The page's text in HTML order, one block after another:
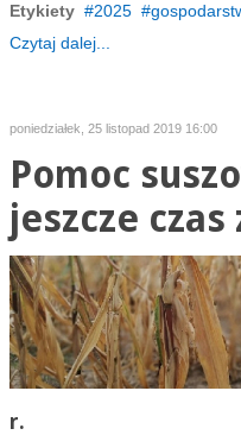
Etykiety
2025
Czytaj dalej...
poniedziałek, 25 listopad 2019 16:00
Pomoc
jeszcze czas
r.